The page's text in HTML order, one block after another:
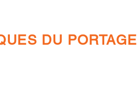
DU PORTAGE